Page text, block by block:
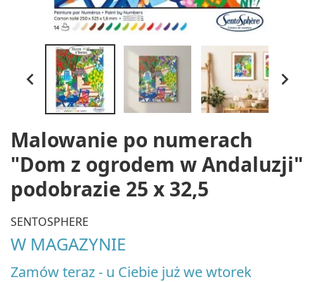
 
Malowanie po numerach
"Dom z ogrodem w Andaluzji"
podobrazie 25 x 32,5
SENTOSPHERE
W MAGAZYNIE
Zamów teraz - u Ciebie już we wtorek